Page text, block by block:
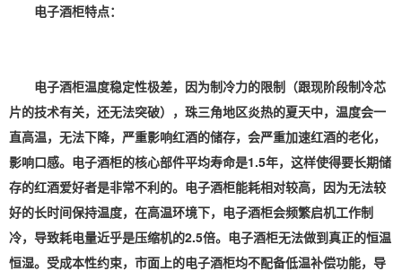
电子酒柜特点：
电子酒柜温度稳定性极差，因为制冷力的限制（跟现阶段制冷芯
片的技术有关，还无法突破），珠三角地区炎热的夏天中，温度会一
直高温，无法下降，严重影响红酒的储存，会严重加速红酒的老化，
影响口感。 电子酒柜的核心部件平均寿命是1.5年，这样使得要长期储
存的红酒爱好者是非常不利的。 电子酒柜能耗相对较高，因为无法较
好的长时间保持温度，在高温环境下，电子酒柜会频繁启机工作制
冷，导致耗电量近乎是压缩机的2.5倍。 电子酒柜无法做到真正的恒温
恒湿。受成本性约束，市面上的电子酒柜均不配备低温补偿功能，导